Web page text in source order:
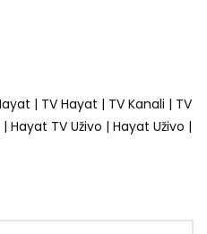
| TV Hayat | TV Kanali | TV
Hayat TV Uživo | Hayat Uživo |